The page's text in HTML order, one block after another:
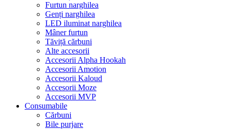
Furtun narghilea
Genți narghilea
LED iluminat narghilea
Mâner furtun
Tăviță cărbuni
Alte accesorii
Accesorii Alpha Hookah
Accesorii Amotion
Accesorii Kaloud
Accesorii Moze
Accesorii MVP
Consumabile
Cărbuni
Bile purjare